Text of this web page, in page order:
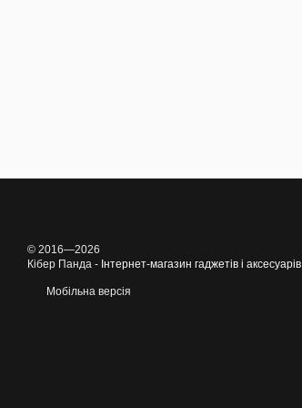
© 2016—2026
Кібер Панда - Інтернет-магазин гаджетів і аксесуарів
Мобільна версія